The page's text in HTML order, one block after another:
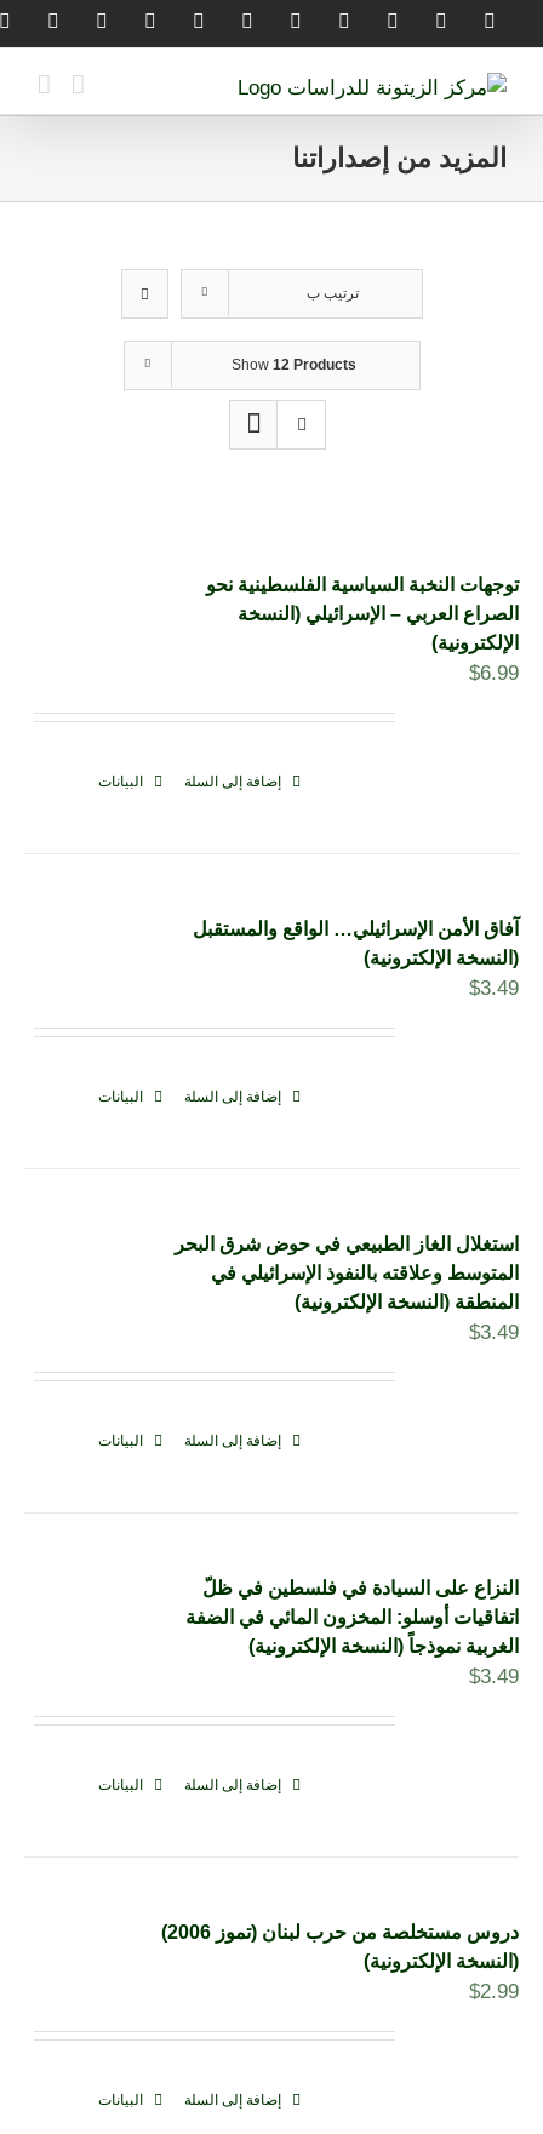
to
content
Facebook
Instagram
YouTube
Tiktok
Threads
LinkedIn
SoundCloud
WhatsApp
المزيد من إصداراتنا
ترتيب ب
Show 12 Products
توجهات النخبة السياسية الفلسطينية نحو
الصراع العربي – الإسرائيلي (النسخة
الإلكترونية)
$6.99
إضافة إلى السلة البيانات
آفاق الأمن الإسرائيلي… الواقع والمستقبل
(النسخة الإلكترونية)
$3.49
إضافة إلى السلة البيانات
استغلال الغاز الطبيعي في حوض شرق البحر
المتوسط وعلاقته بالنفوذ الإسرائيلي في
المنطقة (النسخة الإلكترونية)
$3.49
إضافة إلى السلة البيانات
النزاع على السيادة في فلسطين في ظلّ
اتفاقيات أوسلو: المخزون المائي في الضفة
الغربية نموذجاً (النسخة الإلكترونية)
$3.49
إضافة إلى السلة البيانات
دروس مستخلصة من حرب لبنان (تموز 2006)
(النسخة الإلكترونية)
$2.99
إضافة إلى السلة البيانات